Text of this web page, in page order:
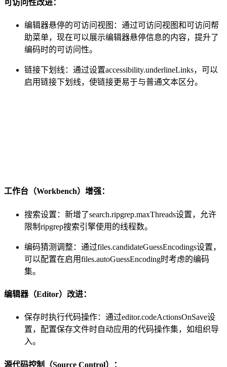
可访问性改进：
编辑器悬停的可访问视图：通过可访问视图和可访问帮
助菜单，现在可以展示编辑器悬停信息的内容，提升了
编码时的可访问性。
链接下划线：通过设置accessibility.underlineLinks，可以
启用链接下划线，使链接更易于与普通文本区分。
工作台（Workbench）增强：
搜索设置：新增了search.ripgrep.maxThreads设置，允许
限制ripgrep搜索引擎使用的线程数。
编码猜测调整：通过files.candidateGuessEncodings设置，
可以配置在启用files.autoGuessEncoding时考虑的编码
集。
编辑器（Editor）改进：
保存时执行代码操作：通过editor.codeActionsOnSave设
置，配置保存文件时自动应用的代码操作集，如组织导
入。
源代码控制（Source Control）：